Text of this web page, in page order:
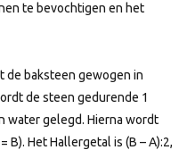
te bevochtigen en het
de baksteen gewogen in
de steen gedurende 1
water gelegd. Hierna wordt
Het Hallergetal is (B – A):2,